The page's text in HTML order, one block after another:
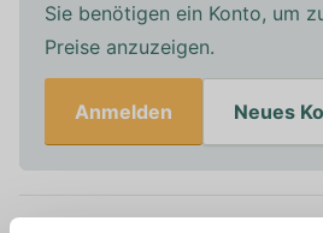
Sie benötigen ein Konto, um
Preise anzuzeigen.
Anmelden Neues